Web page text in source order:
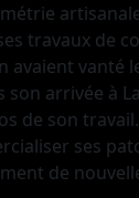
travaux de
avaient vanté
son arrivée à
de son
ses
de